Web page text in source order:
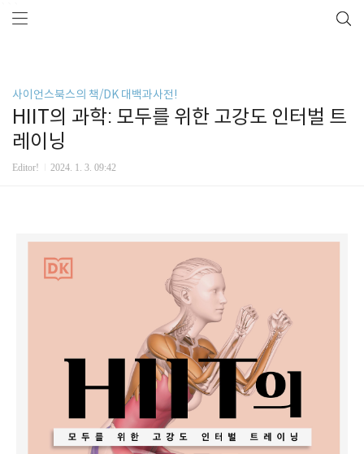
사이언스북스의 책/DK 대백과사전!
HIIT의 과학: 모두를 위한 고강도 인터벌 트
레이닝
Editor! 2024. 1. 3. 09:42